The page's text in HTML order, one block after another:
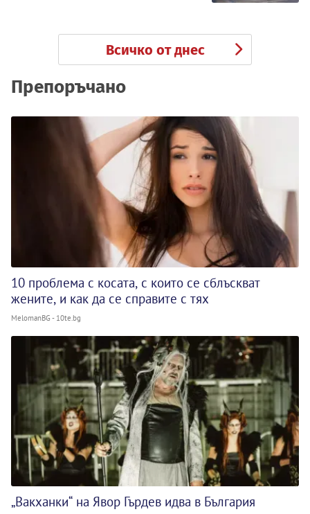
Всичко от днес
Препоръчано
10 проблема с косата, с които се сблъскват
жените, и как да се справите с тях
MelomanBG - 10te.bg
„Вакханки“ на Явор Гърдев идва в България